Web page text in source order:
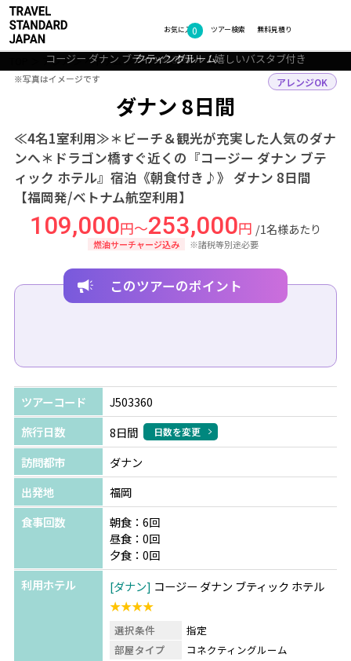
お気に入り
0 無料見積り
ツアー検索
アジア ベトナム ダナン ツアー詳細
ダナン 8日間
≪4名1室利用≫＊ビーチ＆観光が充実した人気のダナ
ンへ＊ドラゴン橋すぐ近くの『コージー ダナン ブテ
ィック ホテル』宿泊《朝食付き♪》 ダナン 8日間
【福岡発/ベトナム航空利用】
アレンジOK
109,000円～253,000円 /1名様あたり
燃油サーチャージ込み ※諸税等別途必要
コージー ダナン ブティック ホテル：フロントはブティックホテルらし
いおしゃれな作り
コージー ダナン ブティック ホテル：屋上プールからはダナン市内が望
めます
コージー ダナン ブティック ホテル：デラックス シティービュー コネ
クティングルーム
コージー ダナン ブティック ホテル：デラックス シティービュー コネ
クティングルーム
コージー ダナン ブティック ホテル：嬉しいバスタブ付き
※写真はイメージです
※写真はイメージです
このツアーのポイント
ツアーコード
J503360
旅行日数
8日間 日数を変更
訪問都市
ダナン
出発地
福岡
食事回数
朝食：6回
昼食：0回
夕食：0回
利用ホテル
ダナン コージー ダナン ブティック ホテル
★★★★
選択条件
指定
部屋タイプ
コネクティングルーム